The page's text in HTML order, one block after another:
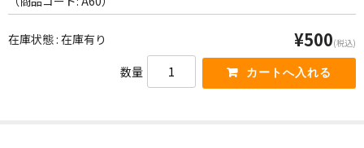
その他
7INC
レア盤（1万円以上）
在庫状態 : 在庫有り ¥500(税込)
数量